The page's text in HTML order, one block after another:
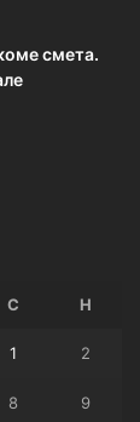
смета.
С Н
1 2
8 9